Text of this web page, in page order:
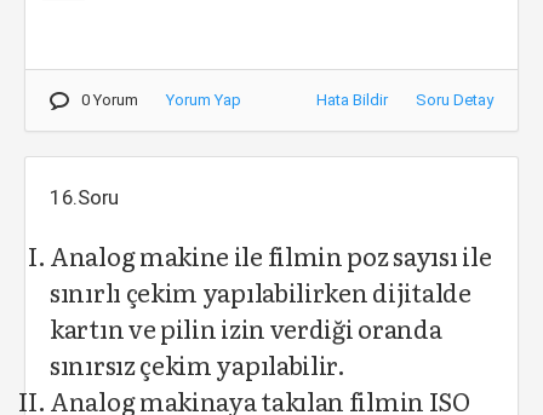
0 Yorum Yorum Yap Hata Bildir Soru Detay
16.Soru
Analog makine ile filmin poz sayısı ile
sınırlı çekim yapılabilirken dijitalde
kartın ve pilin izin verdiği oranda
sınırsız çekim yapılabilir.
Analog makinaya takılan filmin ISO